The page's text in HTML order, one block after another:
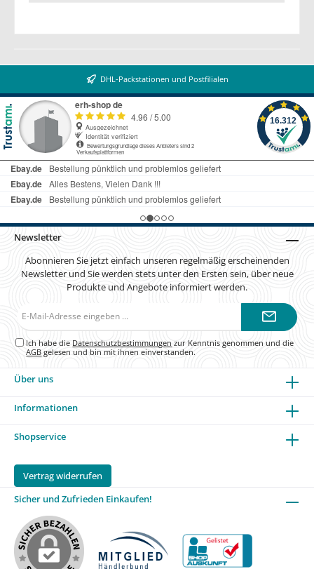
DHL-Packstationen und Postfilialen
Newsletter
Abonnieren Sie jetzt einfach unseren regelmäßig erscheinenden
Newsletter und Sie werden stets unter den Ersten sein, über neue
Produkte und Angebote informiert werden.
Ich habe die Datenschutzbestimmungen zur Kenntnis genommen und die
AGB gelesen und bin mit ihnen einverstanden.
Über uns
Informationen
Shopservice
Vertrag widerrufen
Sicher und Zufrieden Einkaufen!